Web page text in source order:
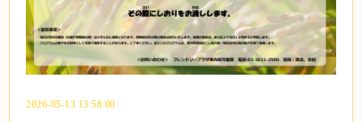
2026-05-13 13:58:00